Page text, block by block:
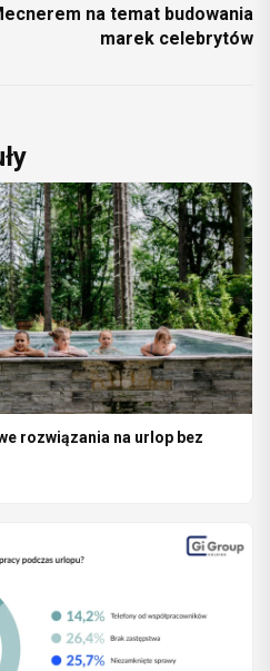
na temat budowania
marek celebrytów
rozwiązania na urlop bez